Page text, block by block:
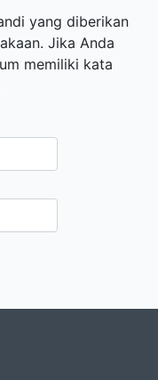
yang diberikan
Jika Anda
memiliki kata